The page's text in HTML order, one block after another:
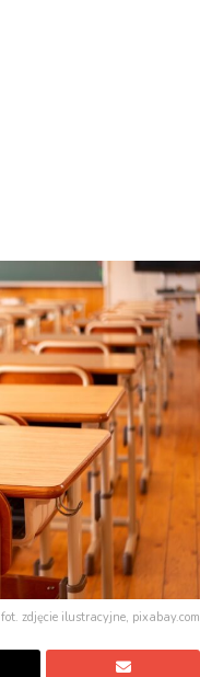
fot. zdjęcie ilustracyjne, pixabay.com